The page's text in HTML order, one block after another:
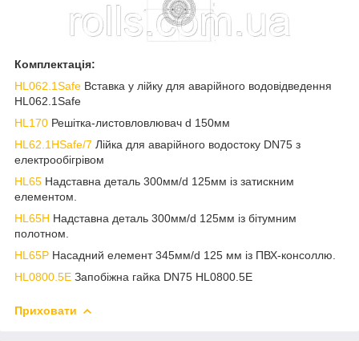
Комплектація:
HL062.1Safe Вставка у лійку для аварійного водовідведення
HL062.1Safe
HL170 Решітка-листовловлювач d 150мм
HL62.1HSafe/7 Лійка для аварійного водостоку DN75 з
електрообігрівом
HL65 Надставна деталь 300мм/d 125мм із затискним
елементом.
HL65H Надставна деталь 300мм/d 125мм із бітумним
полотном.
HL65P Насадний елемент 345мм/d 125 мм із ПВХ-консоллю.
HL0800.5E Запобіжна гайка DN75 HL0800.5E
Приховати